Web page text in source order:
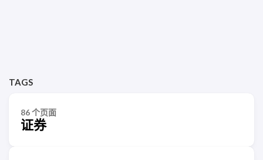
TAGS
86 个页面
证券